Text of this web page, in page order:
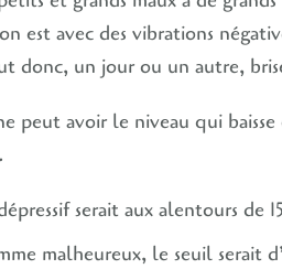
est avec des vibrations
donc, un jour ou un autre,
peut avoir le niveau qui
serait aux alentours de
malheureux, le seuil serait